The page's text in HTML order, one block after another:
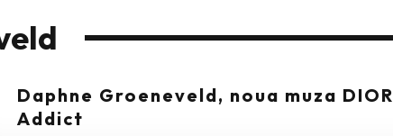
Daphne Groeneveld, noua muza DIOR
Addict